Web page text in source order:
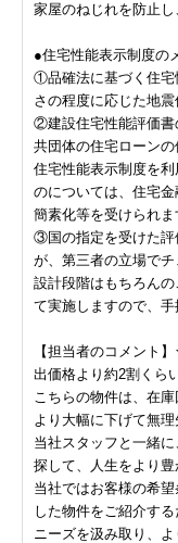
家屋のねじれを防止し
●住宅性能表示制度の
①品確法に基づく住宅
さの程度に応じた地
②建設住宅性能評価書
共団体の住宅ローンの
住宅性能表示制度を
のについては、住宅
簡素化等を受けられま
③国の指定を受けた評
が、第三者の立場でチ
設計段階はもちろん
て実施しますので、手
【担当者のコメント
出価格より約2割くら
こちらの物件は、在
より大幅に下げて無
当社スタッフと一緒
探して、人生をより豊
当社ではお客様の希
した物件をご紹介す
ニーズを汲み取り、